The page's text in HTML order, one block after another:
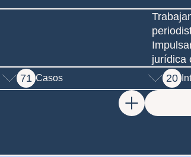
jurídica
71 Casos 20